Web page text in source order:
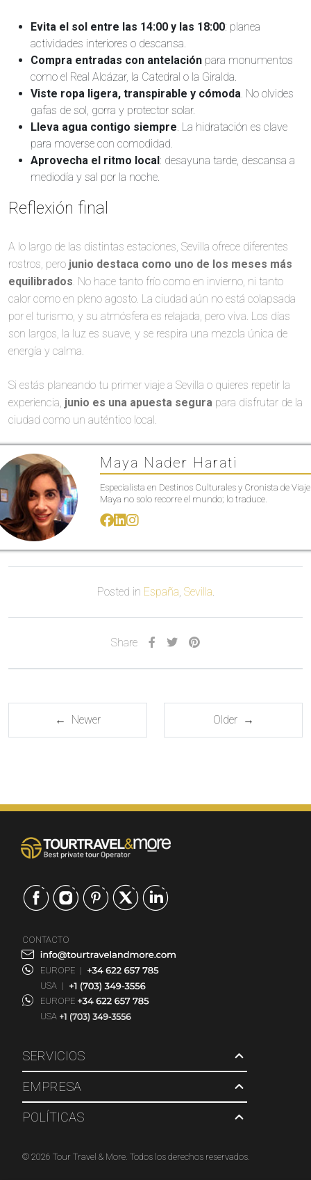
Evita el sol entre las 14:00 y las 18:00: planea
actividades interiores o descansa.
Compra entradas con antelación para monumentos
como el Real Alcázar, la Catedral o la Giralda.
Viste ropa ligera, transpirable y cómoda. No olvides
gafas de sol, gorra y protector solar.
Lleva agua contigo siempre. La hidratación es clave
para moverse con comodidad.
Aprovecha el ritmo local : desayuna tarde, descansa a
mediodía y sal por la noche.
Reflexión final
A lo largo de las distintas estaciones, Sevilla ofrece diferentes
rostros, pero junio destaca como uno de los meses más
equilibrados. No hace tanto frío como en invierno, ni tanto
calor como en pleno agosto. La ciudad aún no está colapsada
por el turismo, y su atmósfera es relajada, pero viva. Los días
son largos, la luz es suave, y se respira una mezcla única de
energía y calma.
Si estás planeando tu primer viaje a Sevilla o quieres repetir la
experiencia, junio es una apuesta segura para disfrutar de la
ciudad como un auténtico local.
Maya Nader Harati
Especialista en Destinos Culturales y Cronista de
Maya no solo recorre el mundo; lo traduce.
Posted in España, Sevilla.
Share
← Newer Older →
SERVICIOS
EMPRESA
POLÍTICAS
CONTACTO
EUROPE |
USA |
EUROPE
USA
© 2026 Tour Travel & More. Todos los derechos reservados.